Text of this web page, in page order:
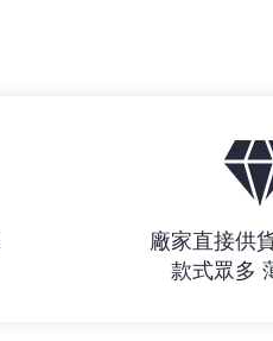
廠家直接供
款式眾多